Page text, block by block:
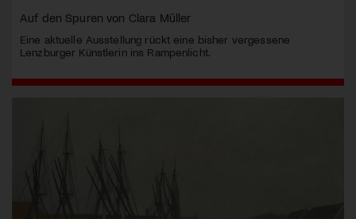
Auf den Spuren von Clara Müller
Eine aktuelle Ausstellung rückt eine bisher vergessene
Lenzburger Künstlerin ins Rampenlicht.